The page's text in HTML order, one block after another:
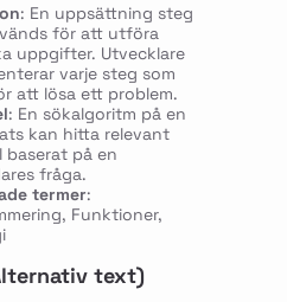
: En uppsättning steg
för att utföra
uppgifter. Utvecklare
varje steg som
att lösa ett problem.
: En sökalgoritm på en
kan hitta relevant
baserat på en
fråga.
termer:
Funktioner,
text)